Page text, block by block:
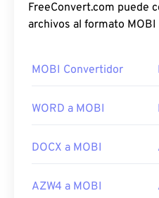
FreeConvert.com puede
archivos al formato
MOBI Convertidor
WORD a MOBI
DOCX a MOBI
AZW4 a MOBI